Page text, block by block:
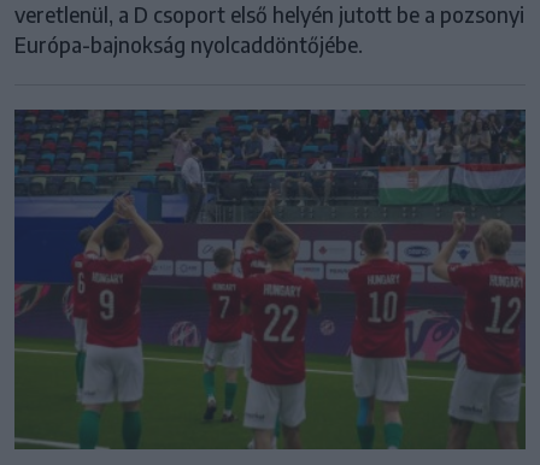
veretlenül, a D csoport első helyén jutott be a pozsonyi
Európa-bajnokság nyolcaddöntőjébe.